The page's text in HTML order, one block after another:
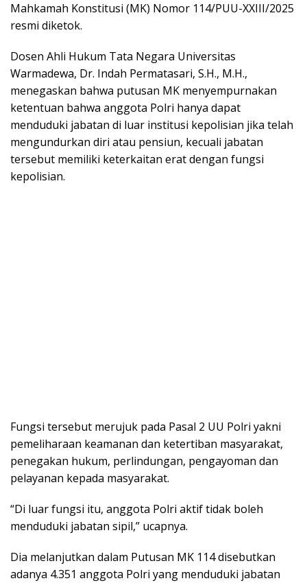
Mahkamah Konstitusi (MK) Nomor 114/PUU-XXIII/2025
resmi diketok.
Dosen Ahli Hukum Tata Negara Universitas
Warmadewa, Dr. Indah Permatasari, S.H., M.H.,
menegaskan bahwa putusan MK menyempurnakan
ketentuan bahwa anggota Polri hanya dapat
menduduki jabatan di luar institusi kepolisian jika telah
mengundurkan diri atau pensiun, kecuali jabatan
tersebut memiliki keterkaitan erat dengan fungsi
kepolisian.
Fungsi tersebut merujuk pada Pasal 2 UU Polri yakni
pemeliharaan keamanan dan ketertiban masyarakat,
penegakan hukum, perlindungan, pengayoman dan
pelayanan kepada masyarakat.
“Di luar fungsi itu, anggota Polri aktif tidak boleh
menduduki jabatan sipil,” ucapnya.
Dia melanjutkan dalam Putusan MK 114 disebutkan
adanya 4.351 anggota Polri yang menduduki jabatan